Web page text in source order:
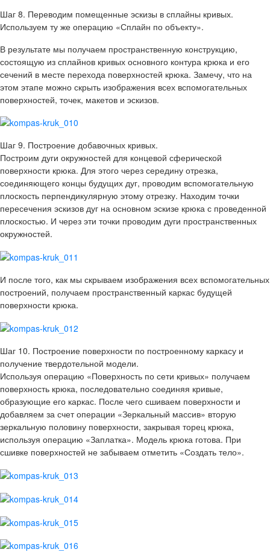
Шаг 8. Переводим помещенные эскизы в сплайны кривых.
Используем ту же операцию «Сплайн по объекту».
В результате мы получаем пространственную конструкцию,
состоящую из сплайнов кривых основного контура крюка и его
сечений в месте перехода поверхностей крюка. Замечу, что на
этом этапе можно скрыть изображения всех вспомогательных
поверхностей, точек, макетов и эскизов.
Шаг 9. Построение добавочных кривых.
Построим дуги окружностей для концевой сферической
поверхности крюка. Для этого через середину отрезка,
соединяющего концы будущих дуг, проводим вспомогательную
плоскость перпендикулярную этому отрезку. Находим точки
пересечения эскизов дуг на основном эскизе крюка с проведенной
плоскостью. И через эти точки проводим дуги пространственных
окружностей.
И после того, как мы скрываем изображения всех вспомогательных
построений, получаем пространственный каркас будущей
поверхности крюка.
Шаг 10. Построение поверхности по построенному каркасу и
получение твердотельной модели.
Используя операцию «Поверхность по сети кривых» получаем
поверхность крюка, последовательно соединяя кривые,
образующие его каркас. После чего сшиваем поверхности и
добавляем за счет операции «Зеркальный массив» вторую
зеркальную половину поверхности, закрывая торец крюка,
используя операцию «Заплатка». Модель крюка готова. При
сшивке поверхностей не забываем отметить «Создать тело».